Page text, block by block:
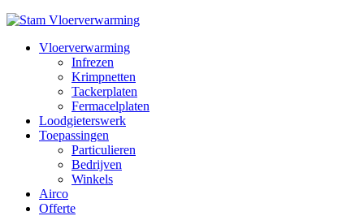
Vloerverwarming
Infrezen
Krimpnetten
Tackerplaten
Fermacelplaten
Loodgieterswerk
Toepassingen
Particulieren
Bedrijven
Winkels
Airco
Offerte